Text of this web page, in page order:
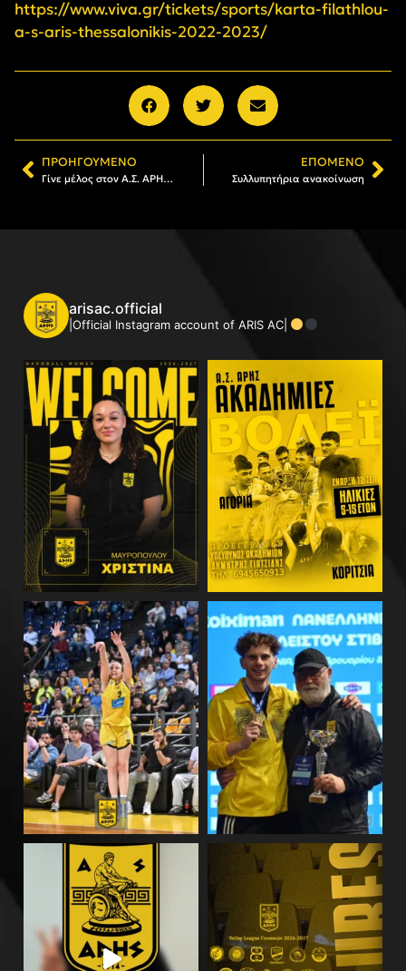
https://www.viva.gr/tickets/sports/karta-filathlou-
a-s-aris-thessalonikis-2022-2023/
ΠΡΟΗΓΟΎΜΕΝΟ
Γίνε μέλος στον Α.Σ. ΑΡΗΣ: Το πρόγραμμα εγγραφών και ανανεώσεων (07/11-12/11)
ΕΠΌΜΕΝΟ
Συλλυπητήρια ανακοίνωση
arisac.official
|Official Instagram account of ARIS AC|